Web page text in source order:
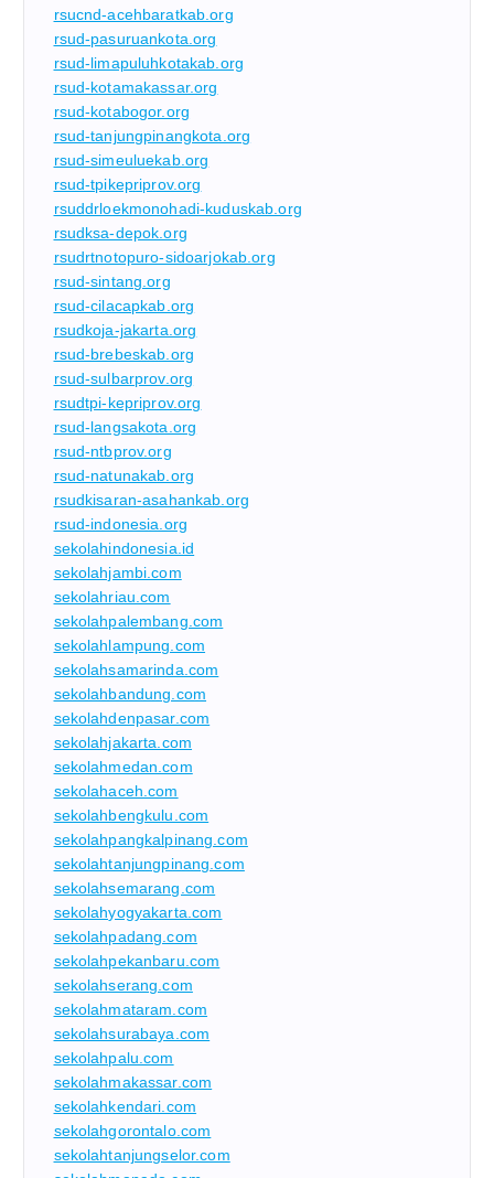
rsucnd-acehbaratkab.org
rsud-pasuruankota.org
rsud-limapuluhkotakab.org
rsud-kotamakassar.org
rsud-kotabogor.org
rsud-tanjungpinangkota.org
rsud-simeuluekab.org
rsud-tpikepriprov.org
rsuddrloekmonohadi-kuduskab.org
rsudksa-depok.org
rsudrtnotopuro-sidoarjokab.org
rsud-sintang.org
rsud-cilacapkab.org
rsudkoja-jakarta.org
rsud-brebeskab.org
rsud-sulbarprov.org
rsudtpi-kepriprov.org
rsud-langsakota.org
rsud-ntbprov.org
rsud-natunakab.org
rsudkisaran-asahankab.org
rsud-indonesia.org
sekolahindonesia.id
sekolahjambi.com
sekolahriau.com
sekolahpalembang.com
sekolahlampung.com
sekolahsamarinda.com
sekolahbandung.com
sekolahdenpasar.com
sekolahjakarta.com
sekolahmedan.com
sekolahaceh.com
sekolahbengkulu.com
sekolahpangkalpinang.com
sekolahtanjungpinang.com
sekolahsemarang.com
sekolahyogyakarta.com
sekolahpadang.com
sekolahpekanbaru.com
sekolahserang.com
sekolahmataram.com
sekolahsurabaya.com
sekolahpalu.com
sekolahmakassar.com
sekolahkendari.com
sekolahgorontalo.com
sekolahtanjungselor.com